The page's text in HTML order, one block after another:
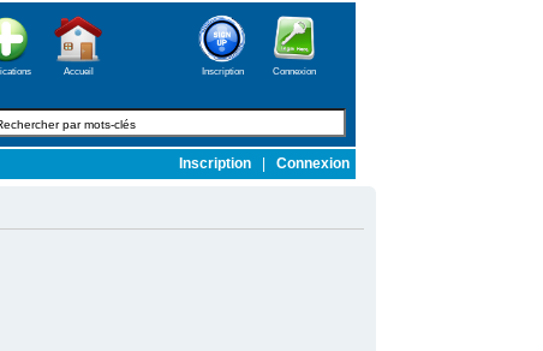
Accueil Inscription Connexion
Inscription Connexion